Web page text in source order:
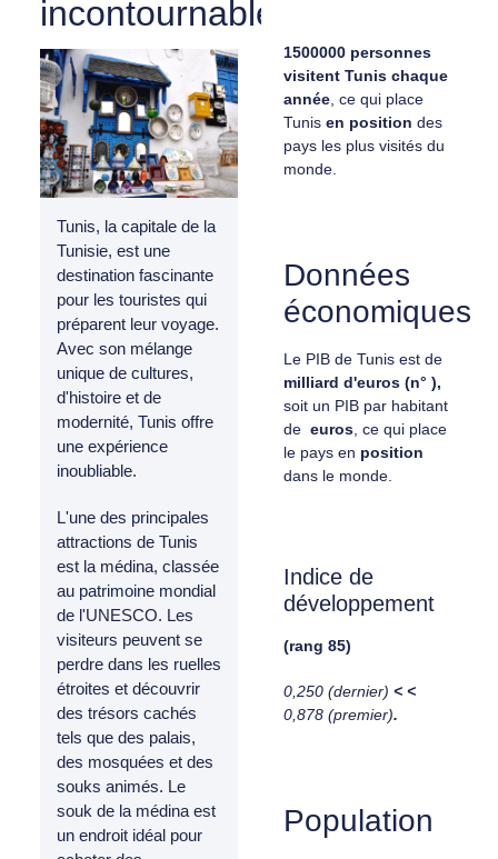
incontournables
Tunis, la capitale de la
Tunisie, est une
destination fascinante
pour les touristes qui
préparent leur voyage.
Avec son mélange
unique de cultures,
d'histoire et de
modernité, Tunis offre
une expérience
inoubliable.
L'une des principales
attractions de Tunis
est la médina, classée
au patrimoine mondial
de l'UNESCO. Les
visiteurs peuvent se
perdre dans les ruelles
étroites et découvrir
des trésors cachés
tels que des palais,
des mosquées et des
souks animés. Le
souk de la médina est
un endroit idéal pour
1500000 personnes
visitent Tunis chaque
année , ce qui place
Tunis en position des
pays les plus visités du
monde.
Données
économiques
Le PIB de Tunis est de
milliard d'euros (n° ),
soit un PIB par habitant
de euros , ce qui place
le pays en position
dans le monde.
Indice de
développement
(rang 85)
0,250 (dernier) < <
0,878 (premier).
Population